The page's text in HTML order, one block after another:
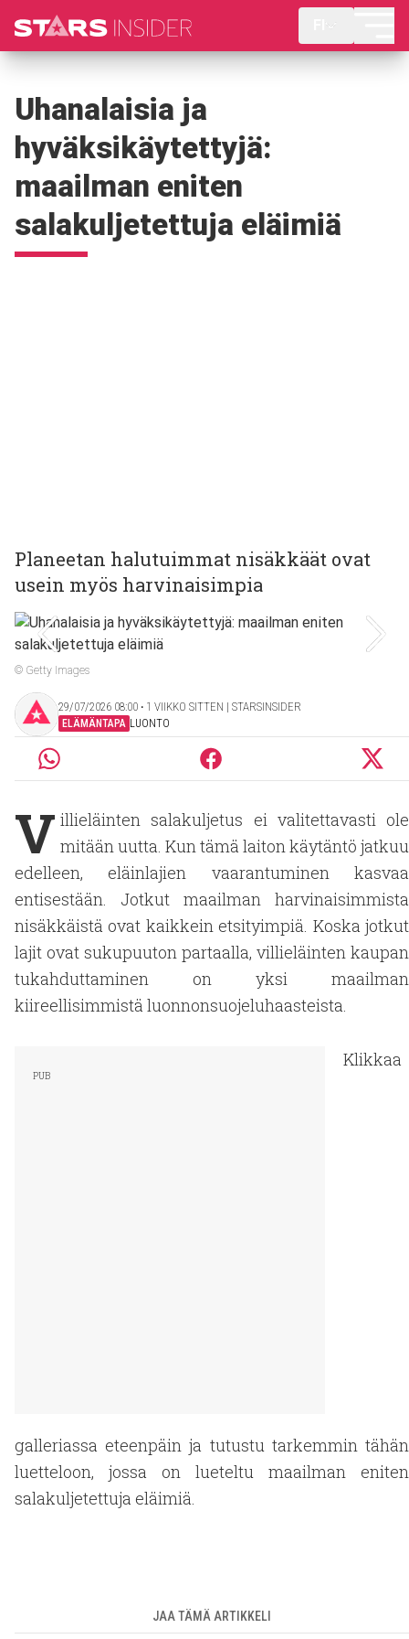
Uhanalaisia ja
hyväksikäytettyjä:
maailman eniten
salakuljetettuja eläimiä
Planeetan halutuimmat nisäkkäät ovat
usein myös harvinaisimpia
© Getty Images
29/07/2026 08:00 ‧ 1 VIIKKO SITTEN | STARSINSIDER
ELÄMÄNTAPA LUONTO
V illieläinten salakuljetus ei valitettavasti ole
mitään uutta. Kun tämä laiton käytäntö jatkuu
edelleen, eläinlajien vaarantuminen kasvaa
entisestään. Jotkut maailman harvinaisimmista
nisäkkäistä ovat kaikkein etsityimpiä. Koska jotkut
lajit ovat sukupuuton partaalla, villieläinten kaupan
tukahduttaminen on yksi maailman
kiireellisimmistä luonnonsuojeluhaasteista.
Klikkaa
galleriassa eteenpäin ja tutustu tarkemmin tähän
luetteloon, jossa on lueteltu maailman eniten
salakuljetettuja eläimiä.
JAA TÄMÄ ARTIKKELI